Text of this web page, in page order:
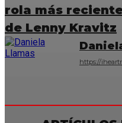
rola más
de Lenny Kravitz
https://